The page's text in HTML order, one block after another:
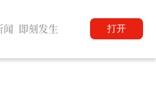
打开